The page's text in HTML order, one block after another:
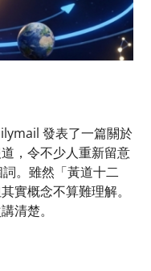
發表了一篇關於
，令不少人重新留意
。雖然「黃道十二
實概念不算難理解。
清楚。
？